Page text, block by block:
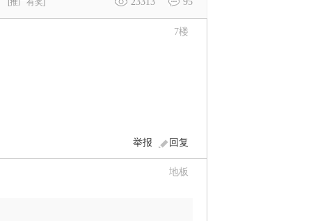
[推广有奖]
7楼
回复
举报
地板